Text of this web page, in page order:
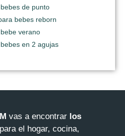
de punto
bebes reborn
verano
en 2 agujas
vas a encontrar los
para el hogar, cocina,